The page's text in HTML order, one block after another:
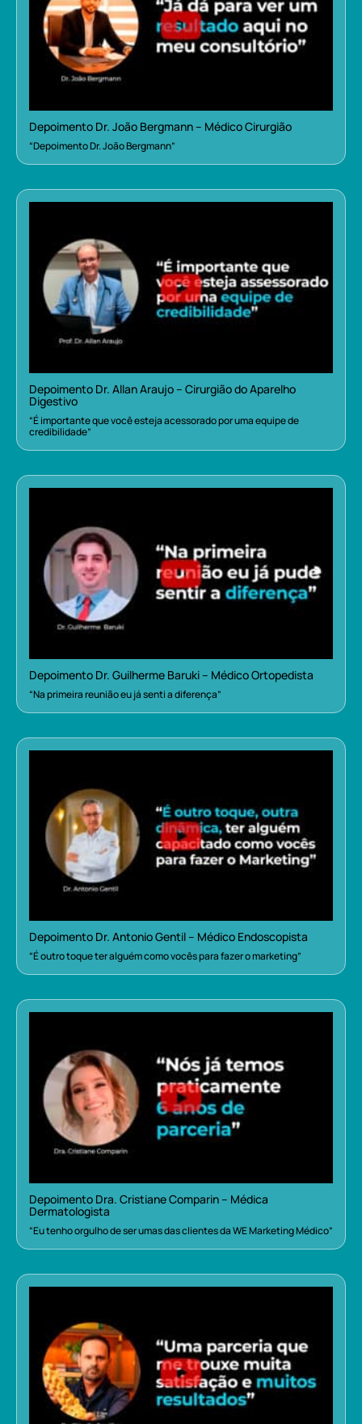
Depoimento Dr. João Bergmann – Médico Cirurgião
“Depoimento Dr. João Bergmann”
Depoimento Dr. Allan Araujo – Cirurgião do Aparelho
Digestivo
“É importante que você esteja acessorado por uma equipe de
credibilidade”
Depoimento Dr. Guilherme Baruki – Médico Ortopedista
“Na primeira reunião eu já senti a diferença”
Depoimento Dr. Antonio Gentil – Médico Endoscopista
“É outro toque ter alguém como vocês para fazer o marketing”
Depoimento Dra. Cristiane Comparin – Médica
Dermatologista
“Eu tenho orgulho de ser umas das clientes da WE Marketing Médico”